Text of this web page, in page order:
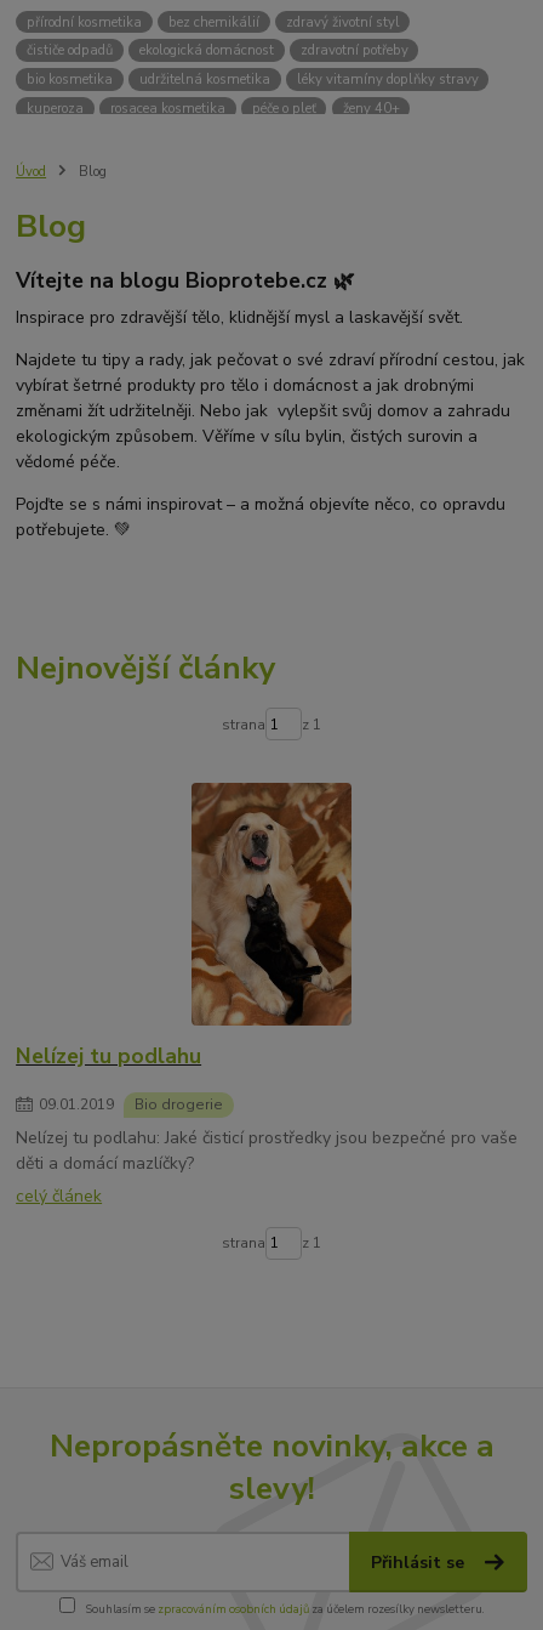
přírodní kosmetika bez chemikálií
zdravý životní styl
čističe odpadů
ekologická domácnost
zdravotní potřeby
bio kosmetika
udržitelná kosmetika
léky vitamíny doplňky stravy
kuperoza
rosacea kosmetika péče o pleť
ženy 40+
bez chemie
Přírodní čistící prostředky
Jak se zbavit lupů
Příčiny lupů Léčba lupů
Suchá pokožka hlavy a lupy
Přírodní prostředky na lupy
Mastná pokožka hlavy a lupy
Svědění pokožky hlavy
Kvasinky a lupy
diadnostické testy
měření moči
hodnota pH kyselý zásaditý
neutrální
měření pH
Úvod Blog
Blog
Vítejte na blogu Bioprotebe.cz 🌿
Inspirace pro zdravější tělo, klidnější mysl a laskavější svět.
Najdete tu tipy a rady, jak pečovat o své zdraví přírodní cestou, jak
vybírat šetrné produkty pro tělo i domácnost a jak drobnými
změnami žít udržitelněji. Nebo jak vylepšit svůj domov a zahradu
ekologickým způsobem. Věříme v sílu bylin, čistých surovin a
vědomé péče.
Pojďte se s námi inspirovat – a možná objevíte něco, co opravdu
potřebujete. 💚
Nejnovější články
strana z 1
Nelízej tu podlahu
09.01.2019 Bio drogerie
Nelízej tu podlahu: Jaké čisticí prostředky jsou bezpečné pro vaše
děti a domácí mazlíčky?
celý článek
strana z 1
Nepropásněte novinky, akce a
slevy!
Přihlásit se
Souhlasím se zpracováním osobních údajůza účelem rozesílky newsletteru.